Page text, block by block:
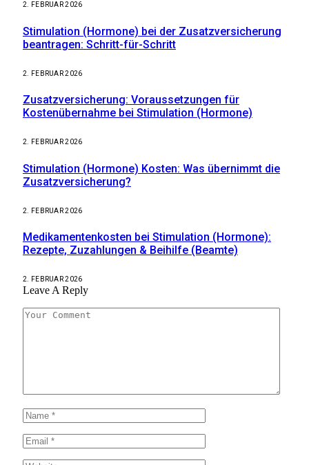
2. FEBRUAR 2026
Stimulation (Hormone) bei der Zusatzversicherung
beantragen: Schritt-für-Schritt
2. FEBRUAR 2026
Zusatzversicherung: Voraussetzungen für
Kostenübernahme bei Stimulation (Hormone)
2. FEBRUAR 2026
Stimulation (Hormone) Kosten: Was übernimmt die
Zusatzversicherung?
2. FEBRUAR 2026
Medikamentenkosten bei Stimulation (Hormone):
Rezepte, Zuzahlungen & Beihilfe (Beamte)
2. FEBRUAR 2026
Leave A Reply